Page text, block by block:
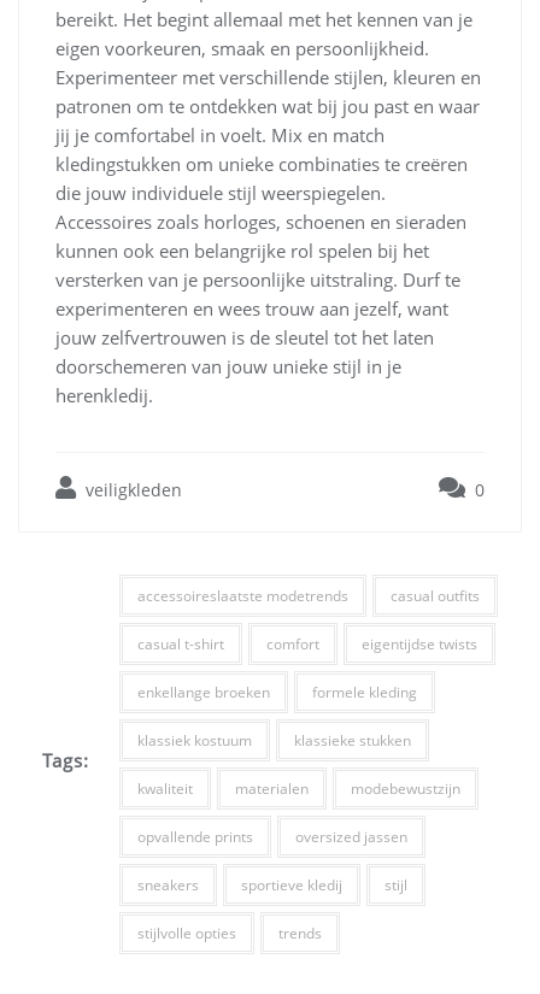
bereikt. Het begint allemaal met het kennen van je
eigen voorkeuren, smaak en persoonlijkheid.
Experimenteer met verschillende stijlen, kleuren en
patronen om te ontdekken wat bij jou past en waar
jij je comfortabel in voelt. Mix en match
kledingstukken om unieke combinaties te creëren
die jouw individuele stijl weerspiegelen.
Accessoires zoals horloges, schoenen en sieraden
kunnen ook een belangrijke rol spelen bij het
versterken van je persoonlijke uitstraling. Durf te
experimenteren en wees trouw aan jezelf, want
jouw zelfvertrouwen is de sleutel tot het laten
doorschemeren van jouw unieke stijl in je
herenkledij.
veiligkleden 0
Tags:
accessoireslaatste modetrends casual outfits
casual t-shirt comfort eigentijdse twists
enkellange broeken formele kleding
klassiek kostuum klassieke stukken
kwaliteit materialen modebewustzijn
opvallende prints oversized jassen
sneakers sportieve kledij stijl
stijlvolle opties trends